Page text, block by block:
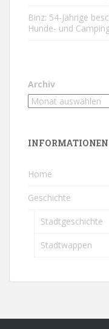
Binz: 54-Jährige
Hunde- und
Archiv
INFORMATIONEN
Home
Geschichte
Stadtgeschichte
Stadtwappen